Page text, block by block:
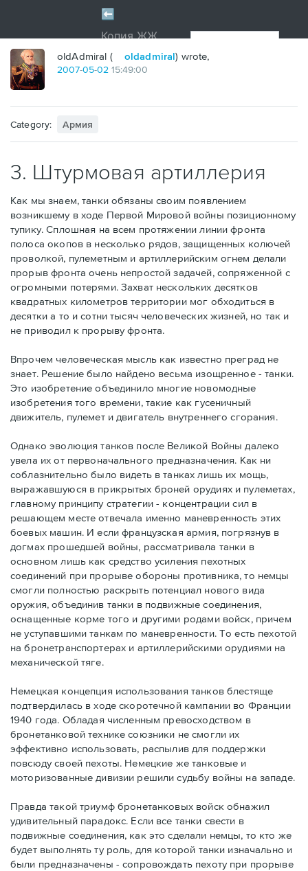
oldAdmiral ( oldadmiral) wrote,
2007-05-02 15:49:00
Category: Армия
3. Штурмовая артиллерия
Как мы знаем, танки обязаны своим появлением
возникшему в ходе Первой Мировой войны позиционному
тупику. Сплошная на всем протяжении линии фронта
полоса окопов в несколько рядов, защищенных колючей
проволкой, пулеметным и артиллерийским огнем делали
прорыв фронта очень непростой задачей, сопряженной с
огромными потерями. Захват нескольких десятков
квадратных километров территории мог обходиться в
десятки а то и сотни тысяч человеческих жизней, но так и
не приводил к прорыву фронта.
Впрочем человеческая мысль как известно преград не
знает. Решение было найдено весьма изощренное - танки.
Это изобретение объединило многие новомодные
изобретения того времени, такие как гусеничный
движитель, пулемет и двигатель внутреннего сгорания.
Однако эволюция танков после Великой Войны далеко
увела их от первоначального предназначения. Как ни
соблазнительно было видеть в танках лишь их мощь,
выражавшуюся в прикрытых броней орудиях и пулеметах,
главному принципу стратегии - концентрации сил в
решающем месте отвечала именно маневренность этих
боевых машин. И если французская армия, погрязнув в
догмах прошедшей войны, рассматривала танки в
основном лишь как средство усиления пехотных
соединений при прорыве обороны противника, то немцы
смогли полностью раскрыть потенциал нового вида
оружия, объединив танки в подвижные соединения,
оснащенные корме того и другими родами войск, причем
не уступавшими танкам по маневренности. То есть пехотой
на бронетранспортерах и артиллерийскими орудиями на
механической тяге.
Немецкая концепция использования танков блестяще
подтвердилась в ходе скоротечной кампании во Франции
1940 года. Обладая численным превосходством в
бронетанковой технике союзники не смогли их
эффективно использовать, распылив для поддержки
повсюду своей пехоты. Немецкие же танковые и
моторизованные дивизии решили судьбу войны на западе.
Правда такой триумф бронетанковых войск обнажил
удивительный парадокс. Если все танки свести в
подвижные соединения, как это сделали немцы, то кто же
будет выполнять ту роль, для которой танки изначально и
были предназначены - сопровождать пехоту при прорыве